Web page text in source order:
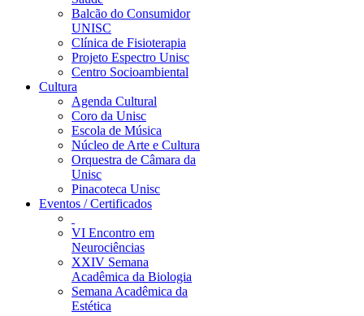
Balcão do Consumidor
UNISC
Clínica de Fisioterapia
Projeto Espectro Unisc
Centro Socioambiental
Cultura
Agenda Cultural
Coro da Unisc
Escola de Música
Núcleo de Arte e Cultura
Orquestra de Câmara da
Unisc
Pinacoteca Unisc
Eventos / Certificados
VI Encontro em
Neurociências
XXIV Semana
Acadêmica da Biologia
Semana Acadêmica da
Estética